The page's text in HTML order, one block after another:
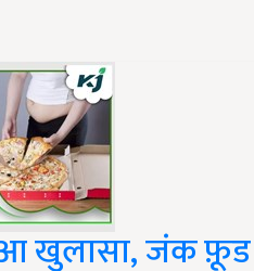
खुलासा, जंक फ़ूड में